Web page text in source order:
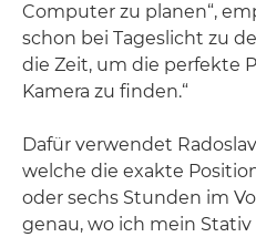
Computer zu planen“,
schon bei Tageslicht zu
die Zeit, um die perfekte
Kamera zu finden.“
Dafür verwendet
welche die exakte
oder sechs Stunden im
genau, wo ich mein